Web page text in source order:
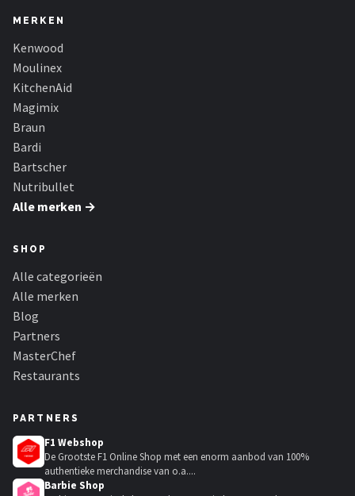
MERKEN
Kenwood
Moulinex
KitchenAid
Magimix
Braun
Bardi
Bartscher
Nutribullet
Alle merken →
SHOP
Alle categorieën
Alle merken
Blog
Partners
MasterChef
Restaurants
PARTNERS
F1 Webshop
De Grootste F1 Online Shop met een enorm aanbod van 100%
authentieke merchandise van o.a....
Barbie Shop